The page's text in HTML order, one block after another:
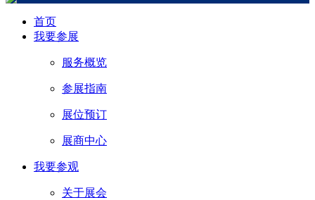
首页
我要参展
服务概览
参展指南
展位预订
展商中心
我要参观
关于展会